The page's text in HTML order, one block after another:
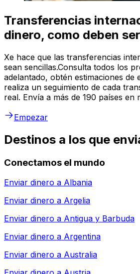
Transferencias
dinero, como deben ser
Xe hace que las transferencias
sean sencillas.Consulta todos los
adelantado, obtén estimaciones de
realiza un seguimiento de cada
real. Envía a más de 190 países en
Empezar
Destinos a los que
Conectamos el mundo
Enviar dinero a Albania
Enviar dinero a Argelia
Enviar dinero a Antigua y Barbuda
Enviar dinero a Argentina
Enviar dinero a Australia